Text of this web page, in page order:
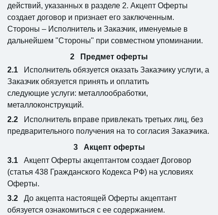
действий, указанных в разделе 2. Акцепт Оферты
создает договор и признает его заключенным.
Стороны – Исполнитель и Заказчик, именуемые в
дальнейшем "Стороны" при совместном упоминании.
Предмет оферты
Исполнитель обязуется оказать Заказчику услуги, а
Заказчик обязуется принять и оплатить
следующие услуги: металлообработки,
металлоконструкций.
Исполнитель вправе привлекать третьих лиц, без
предварительного получения на то согласия Заказчика.
Акцепт оферты
Акцепт Оферты акцептантом создает Договор
(статья 438 Гражданского Кодекса РФ) на условиях
Оферты.
До акцепта настоящей Оферты акцептант
обязуется ознакомиться с ее содержанием.